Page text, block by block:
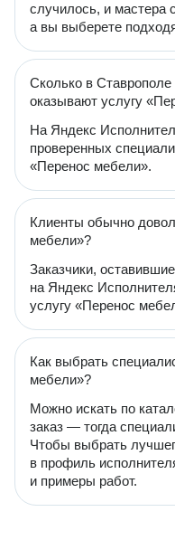
случилось, и мастера
а вы выберете
Сколько в
оказывают услугу
На Яндекс
проверенных
«Перенос мебели».
Клиенты обычно
мебели»?
Заказчики,
на Яндекс
услугу «Перенос
Как выбрать
мебели»?
Можно искать по
заказ — тогда
Чтобы выбрать
в профиль
и примеры работ.